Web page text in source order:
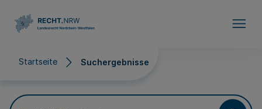
Startseite Suchergebnisse
Suchergebnisse